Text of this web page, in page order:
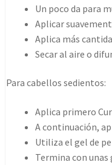
Un poco da para
Aplicar
Aplica más
Secar al aire o
Para cabellos sedientos:
Aplica primero
A continuación,
Utiliza el gel de
Termina con unas